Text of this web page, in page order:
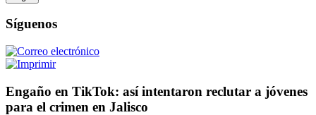
Síguenos
Engaño en TikTok: así intentaron reclutar a jóvenes
para el crimen en Jalisco